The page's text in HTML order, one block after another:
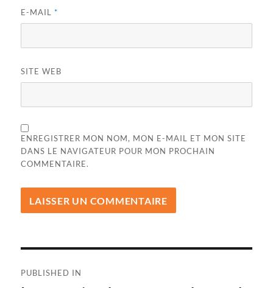
E-MAIL*
SITE WEB
ENREGISTRER MON NOM, MON E-MAIL ET MON SITE
DANS LE NAVIGATEUR POUR MON PROCHAIN
COMMENTAIRE.
PUBLISHED IN